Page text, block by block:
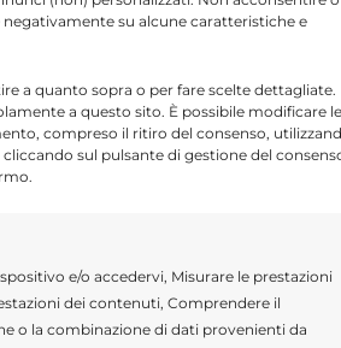
su alcune caratteristiche e
a quanto sopra o per fare scelte dettagliate.
a questo sito. È possibile modificare le
compreso il ritiro del consenso,
sul pulsante di gestione del
e/o accedervi, Misurare le prestazioni
dei contenuti, Comprendere il
o la combinazione di dati provenienti da
a Vittoria e Ragusa.
Governo regionale
audizioni sembrano
condivisi
non possono
semplicemente
vanno maturate e
subisce le conseguenze